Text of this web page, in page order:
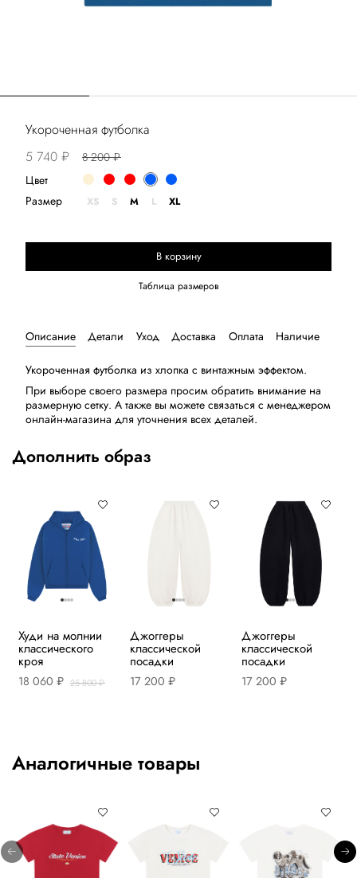
Укороченная футболка
5 740 ₽
8 200 ₽
Цвет
В корзину
Выберите размер
Таблица размеров
Размер XS S M L XL
Описание Детали Уход Доставка Оплата Наличие
Укороченная футболка из хлопка с винтажным эффектом.
При выборе своего размера просим обратить внимание на
размерную сетку. А также вы можете связаться с менеджером
онлайн-магазина для уточнения всех деталей.
Дополнить образ
Худи на молнии
классического
кроя
18 060 ₽ 25 800 ₽
Джоггеры
классической
посадки
17 200 ₽
Джоггеры
классической
посадки
17 200 ₽
Аналогичные товары